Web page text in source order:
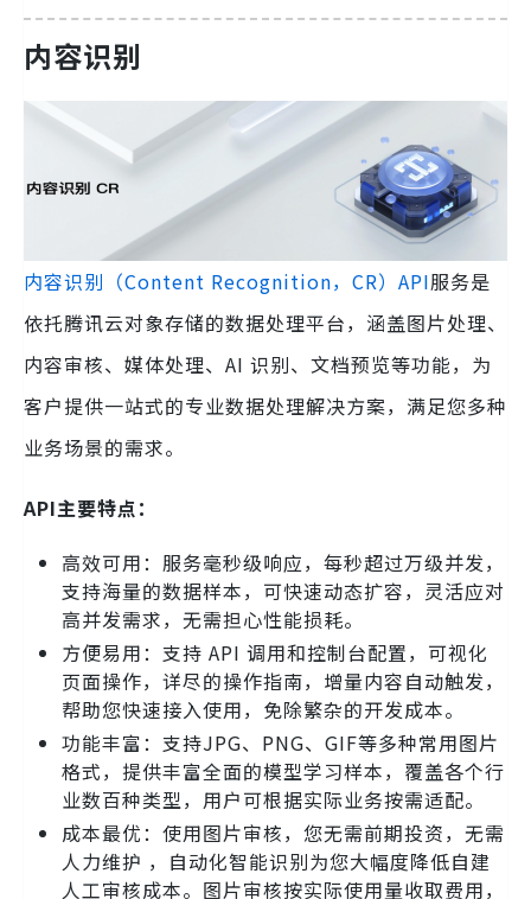
内容识别
内容识别（Content Recognition，CR）API服务是
依托腾讯云对象存储的数据处理平台，涵盖图片处理、
内容审核、媒体处理、AI 识别、文档预览等功能，为
客户提供一站式的专业数据处理解决方案，满足您多种
业务场景的需求。
API主要特点：
高效可用：服务毫秒级响应，每秒超过万级并发，
支持海量的数据样本，可快速动态扩容，灵活应对
高并发需求，无需担心性能损耗。
方便易用：支持 API 调用和控制台配置，可视化
页面操作，详尽的操作指南，增量内容自动触发，
帮助您快速接入使用，免除繁杂的开发成本。
功能丰富：支持JPG、PNG、GIF等多种常用图片
格式，提供丰富全面的模型学习样本，覆盖各个行
业数百种类型，用户可根据实际业务按需适配。
成本最优：使用图片审核，您无需前期投资，无需
人力维护 ，自动化智能识别为您大幅度降低自建
人工审核成本。图片审核按实际使用量收取费用，